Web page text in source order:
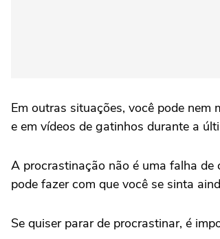
Em outras situações, você pode nem
e em vídeos de gatinhos durante a
A procrastinação não é uma falha de
pode fazer com que você se sinta
Se quiser parar de procrastinar, é